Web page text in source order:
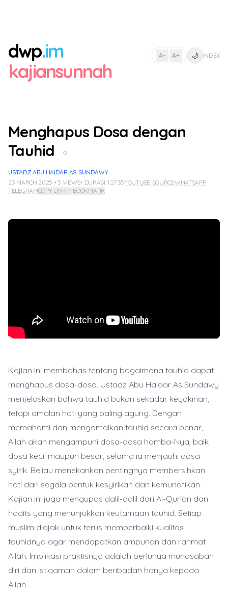
dwp.im
kajiansunnah
A- | A+ 🌙 INDEX
Menghapus Dosa dengan
Tauhid
○
USTADZ ABU HAIDAR AS SUNDAWY
23 MARCH 2025 • 5 VIEWS• DURASI: 1:27:35YOUTUBE SOURCEWHATSAPP
TELEGRAMCOPY LINK☆ BOOKMARK
Kajian ini membahas tentang bagaimana tauhid dapat
menghapus dosa-dosa. Ustadz Abu Haidar As Sundawy
menjelaskan bahwa tauhid bukan sekadar keyakinan,
tetapi amalan hati yang paling agung. Dengan
memahami dan mengamalkan tauhid secara benar,
Allah akan mengampuni dosa-dosa hamba-Nya, baik
dosa kecil maupun besar, selama ia menjauhi dosa
syirik. Beliau menekankan pentingnya membersihkan
hati dari segala bentuk kesyirikan dan kemunafikan.
Kajian ini juga mengupas dalil-dalil dari Al-Qur'an dan
hadits yang menunjukkan keutamaan tauhid. Setiap
muslim diajak untuk terus memperbaiki kualitas
tauhidnya agar mendapatkan ampunan dan rahmat
Allah. Implikasi praktisnya adalah perlunya muhasabah
diri dan istiqamah dalam beribadah hanya kepada
Allah.